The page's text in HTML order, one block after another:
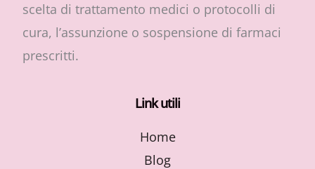
scelta di trattamento medici o protocolli di
cura, l’assunzione o sospensione di farmaci
prescritti.
Link utili
Home
Blog